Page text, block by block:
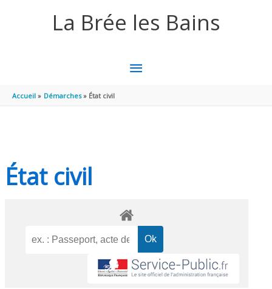
La Brée les Bains
MENU
Accueil Démarches État civil
État civil